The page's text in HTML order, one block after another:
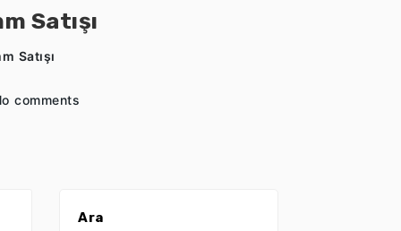
Satışı
Satışı
comments
Ara